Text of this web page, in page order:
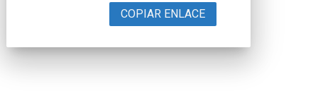
COPIAR ENLACE